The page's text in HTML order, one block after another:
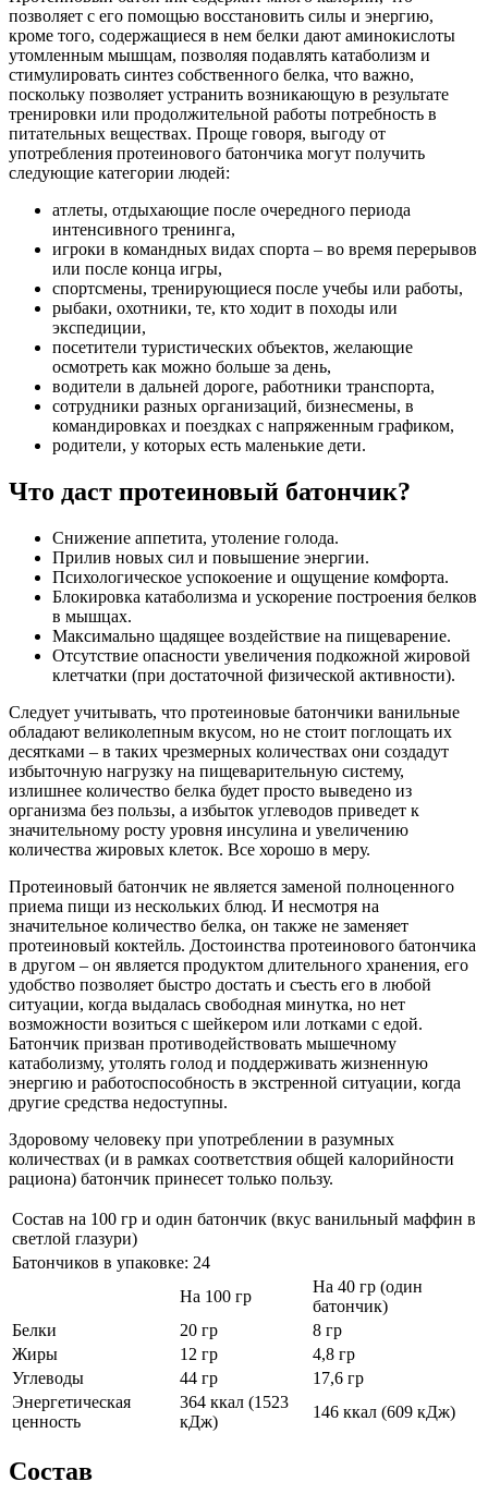
позволяет с его помощью восстановить силы и энергию,
кроме того, содержащиеся в нем белки дают аминокислоты
утомленным мышцам, позволяя подавлять катаболизм и
стимулировать синтез собственного белка, что важно,
поскольку позволяет устранить возникающую в результате
тренировки или продолжительной работы потребность в
питательных веществах. Проще говоря, выгоду от
употребления протеинового батончика могут получить
следующие категории людей:
атлеты, отдыхающие после очередного периода
интенсивного тренинга,
игроки в командных видах спорта – во время перерывов
или после конца игры,
спортсмены, тренирующиеся после учебы или работы,
рыбаки, охотники, те, кто ходит в походы или
экспедиции,
посетители туристических объектов, желающие
осмотреть как можно больше за день,
водители в дальней дороге, работники транспорта,
сотрудники разных организаций, бизнесмены, в
командировках и поездках с напряженным графиком,
родители, у которых есть маленькие дети.
Что даст протеиновый батончик?
Снижение аппетита, утоление голода.
Прилив новых сил и повышение энергии.
Психологическое успокоение и ощущение комфорта.
Блокировка катаболизма и ускорение построения белков
в мышцах.
Максимально щадящее воздействие на пищеварение.
Отсутствие опасности увеличения подкожной жировой
клетчатки (при достаточной физической активности).
Следует учитывать, что протеиновые батончики ванильные
обладают великолепным вкусом, но не стоит поглощать их
десятками – в таких чрезмерных количествах они создадут
избыточную нагрузку на пищеварительную систему,
излишнее количество белка будет просто выведено из
организма без пользы, а избыток углеводов приведет к
значительному росту уровня инсулина и увеличению
количества жировых клеток. Все хорошо в меру.
Протеиновый батончик не является заменой полноценного
приема пищи из нескольких блюд. И несмотря на
значительное количество белка, он также не заменяет
протеиновый коктейль. Достоинства протеинового батончика
в другом – он является продуктом длительного хранения, его
удобство позволяет быстро достать и съесть его в любой
ситуации, когда выдалась свободная минутка, но нет
возможности возиться с шейкером или лотками с едой.
Батончик призван противодействовать мышечному
катаболизму, утолять голод и поддерживать жизненную
энергию и работоспособность в экстренной ситуации, когда
другие средства недоступны.
Здоровому человеку при употреблении в разумных
количествах (и в рамках соответствия общей калорийности
рациона) батончик принесет только пользу.
Состав на 100 гр и один батончик (вкус ванильный маффин в
светлой глазури)
Батончиков в упаковке: 24
На 100 гр
На 40 гр (один
батончик)
Белки
20 гр
8 гр
Жиры
12 гр
4,8 гр
Углеводы
44 гр
17,6 гр
Энергетическая
ценность
364 ккал (1523
кДж)
146 ккал (609 кДж)
Состав